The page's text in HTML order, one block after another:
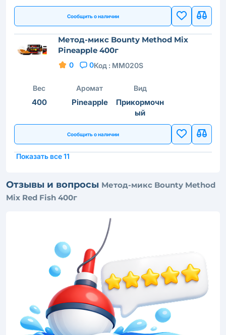
Сообщить о наличии
Метод-микс Bounty Method Mix
Pineapple 400г
0 0Код : MM020S
Вес
400
Аромат
Pineapple
Вид
Прикормочн
ый
Сообщить о наличии
Показать все 11
Отзывы и вопросы Метод-микс Bounty Method
Mix Red Fish 400г